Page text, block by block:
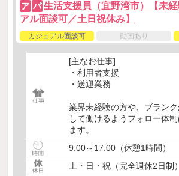
ア パ 生活支援員（宜野湾市）【未
アル面談可／土日祝休み】
カジュアル面談可 動画あり
[主なお仕事]
・利用者支援
・送迎業務
業界未経験の方や、ブラン
して働けるようフォロー体
ます。
9:00～17:00（休憩1時間）
土・日・祝（完全週休2日制）